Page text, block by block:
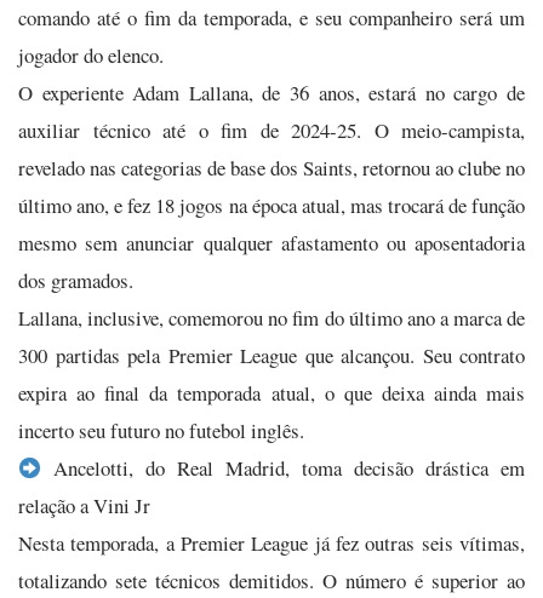
comando até o fim da temporada, e seu companheiro será um
jogador do elenco.
O experiente Adam Lallana, de 36 anos, estará no cargo de
auxiliar técnico até o fim de 2024-25. O meio-campista,
revelado nas categorias de base dos Saints, retornou ao clube no
último ano, e fez 18 jogos na época atual, mas trocará de função
mesmo sem anunciar qualquer afastamento ou aposentadoria
dos gramados.
Lallana, inclusive, comemorou no fim do último ano a marca de
300 partidas pela Premier League que alcançou. Seu contrato
expira ao final da temporada atual, o que deixa ainda mais
incerto seu futuro no futebol inglês.
Ancelotti, do Real Madrid, toma decisão drástica em
relação a Vini Jr
Nesta temporada, a Premier League já fez outras seis vítimas,
totalizando sete técnicos demitidos. O número é superior ao